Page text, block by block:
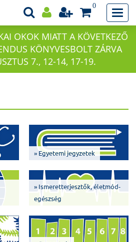
0
OKOK MIATT A KÖVETKEZŐ
KÖNYVESBOLT ZÁRVA
7., 12-14, 17-19.
» Egyetemi jegyzetek
» Ismeretterjesztők, életmód-
egészség